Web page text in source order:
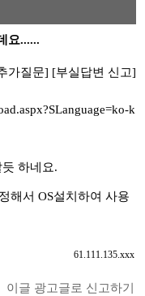
요......
가질문] [부실답변 신고]
k
하네요.
해서 OS설치하여 사용
61.111.135.xxx
이글 광고글로 신고하기